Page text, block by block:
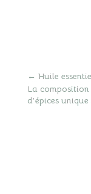
← Huile
La
d’épices unique